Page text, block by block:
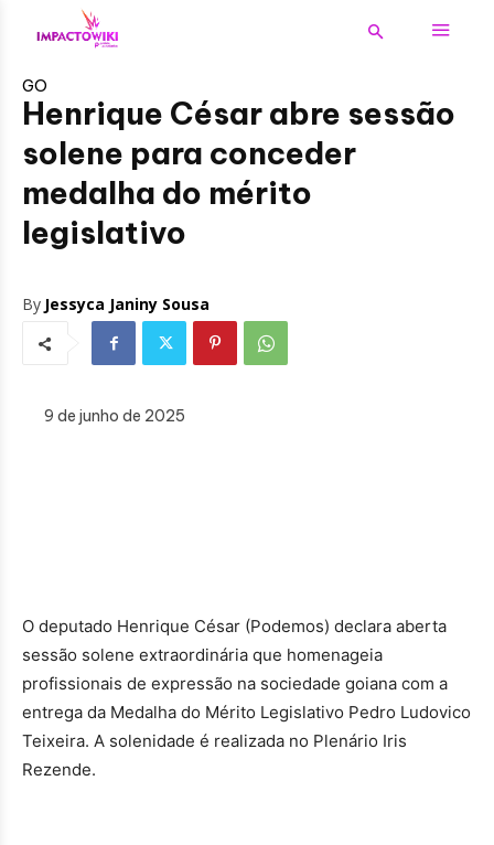
GO
Henrique César abre sessão
solene para conceder
medalha do mérito
legislativo
By Jessyca Janiny Sousa
9 de junho de 2025
O deputado Henrique César (Podemos) declara aberta
sessão solene extraordinária que homenageia
profissionais de expressão na sociedade goiana com a
entrega da Medalha do Mérito Legislativo Pedro Ludovico
Teixeira. A solenidade é realizada no Plenário Iris
Rezende.